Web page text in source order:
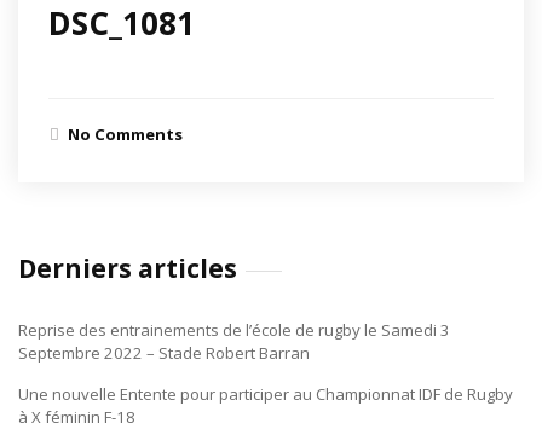
DSC_1081
No Comments
Derniers articles
Reprise des entrainements de l’école de rugby le Samedi 3
Septembre 2022 – Stade Robert Barran
Une nouvelle Entente pour participer au Championnat IDF de Rugby
à X féminin F-18